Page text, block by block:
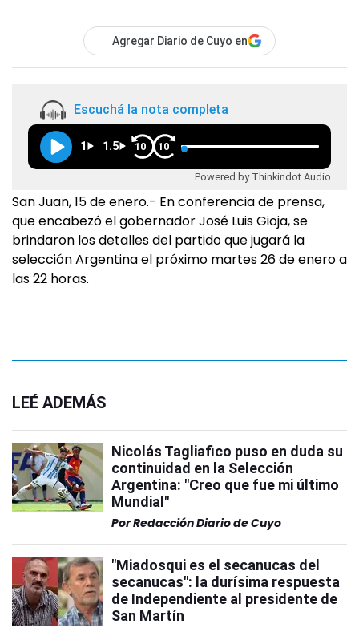
Agregar Diario de Cuyo en
Escuchá la nota completa
1 1.5 10 10
Powered by Thinkindot Audio
San Juan, 15 de enero.- En conferencia de prensa,
que encabezó el gobernador José Luis Gioja, se
brindaron los detalles del partido que jugará la
selección Argentina el próximo martes 26 de enero a
las 22 horas.
LEÉ ADEMÁS
Nicolás Tagliafico puso en duda su
continuidad en la Selección
Argentina: "Creo que fue mi último
Mundial"
PorRedacción Diario de Cuyo
"Miadosqui es el secanucas del
secanucas": la durísima respuesta
de Independiente al presidente de
San Martín